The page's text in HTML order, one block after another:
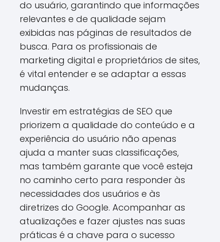
do usuário, garantindo que informações
relevantes e de qualidade sejam
exibidas nas páginas de resultados de
busca. Para os profissionais de
marketing digital e proprietários de sites,
é vital entender e se adaptar a essas
mudanças.
Investir em estratégias de SEO que
priorizem a qualidade do conteúdo e a
experiência do usuário não apenas
ajuda a manter suas classificações,
mas também garante que você esteja
no caminho certo para responder às
necessidades dos usuários e às
diretrizes do Google. Acompanhar as
atualizações e fazer ajustes nas suas
práticas é a chave para o sucesso